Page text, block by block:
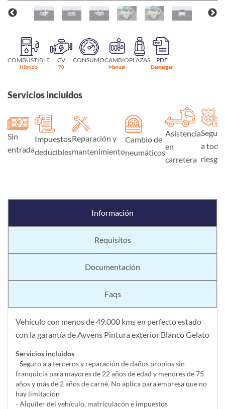
COMBUSTIBLE
Híbrido
CV
70
CONSUMOCAMBIO
Manual
PLAZAS PDF
Descargar
Servicios incluidos
Sin
entrada
Impuestos
deducibles
Reparación y
mantenimiento
Cambio de
neumáticos
Asistencia
en
carretera
Seguro
a todo
riesgo
Información
Requisitos
Documentación
Faqs
Vehículo con menos de 49.000 kms en perfecto estado
con la garantía de Ayvens Pintura exterior Blanco Gelato
Servicios incluidos
- Seguro a a terceros y reparación de daños propios sin
franquicia para mayores de 22 años de edad y menores de 75
años y más de 2 años de carné. No aplica para empresa que no
hay limitación
- Alquiler del vehí­culo, matriculacón e impuestos